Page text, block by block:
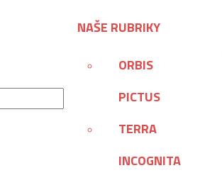
NAŠE RUBRIKY
ORBIS
PICTUS
TERRA
INCOGNITA
na videu